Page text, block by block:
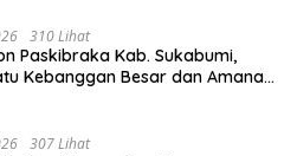
310 Lihat
Paskibraka Kab. Sukabumi,
Kebanggan Besar dan Amanah
307 Lihat